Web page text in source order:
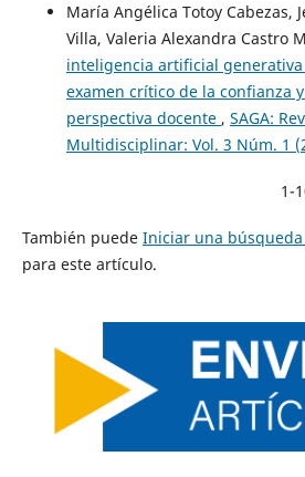
María Angélica Totoy Cabezas,
Villa, Valeria Alexandra Castro
inteligencia artificial
examen crítico de la confianza
perspectiva docente , SAGA:
Multidisciplinar: Vol. 3 Núm. 1
1-
También puede Iniciar una
para este artículo.